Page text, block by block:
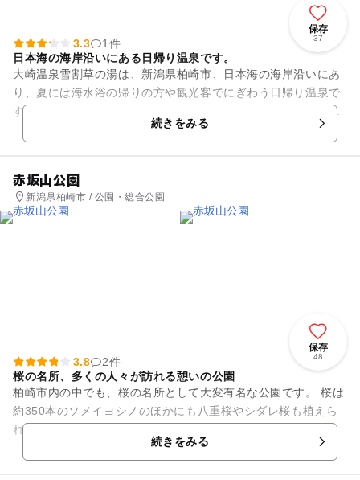
保存
37
3.3
1件
日本海の海岸沿いにある日帰り温泉です。
大崎温泉雪割草の湯は、新潟県柏崎市、日本海の海岸沿いにあ
り、夏には海水浴の帰りの方や観光客でにぎわう日帰り温泉で
す。 日本海に沈む夕日がお風呂から見え、とても眺望が素晴ら
しいです。露天風呂から...続きをみる
赤坂山公園
新潟県柏崎市 / 公園・総合公園
保存
48
3.8
2件
桜の名所、多くの人々が訪れる憩いの公園
柏崎市内の中でも、桜の名所として大変有名な公園です。 桜は
約350本のソメイヨシノのほかにも八重桜やシダレ桜も植えら
れており、様々な品種の桜を鑑賞することができます。お花見
続きをみる